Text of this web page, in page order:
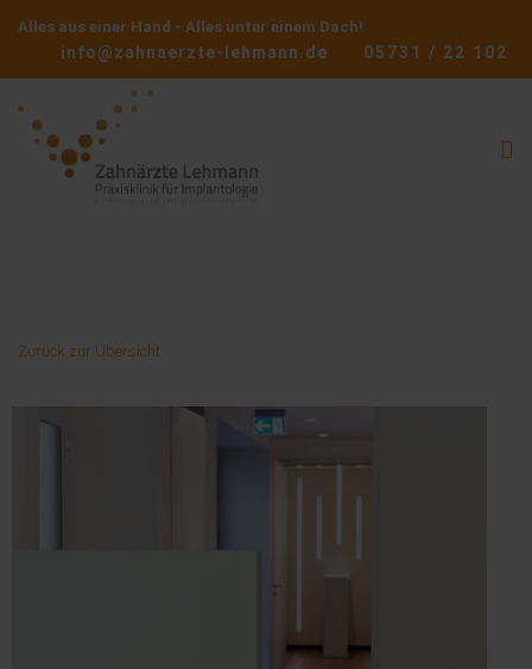
Alles aus einer Hand - Alles unter einem Dach!
info@zahnaerzte-lehmann.de 05731 / 22 102
Zurück zur Übersicht